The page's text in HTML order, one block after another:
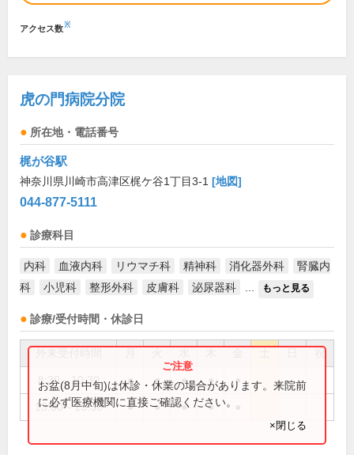
アクセス数※
虎の門病院分院
所在地・電話番号
梶が谷駅
神奈川県川崎市高津区梶ケ谷1丁目3-1 [地図]
044-877-5111
診療科目
内科 血液内科 リウマチ科 精神科 消化器外科
腎臓内
科
小児科 整形外科 皮膚科 泌尿器科 もっと見る
診療/受付時間・休診日
祝
8:30～10:30 ● ● ● ● ●
13:00～15:30 ● ● ● ●
お盆(8月中旬)は休診・休業の場合があります。来院前
に必ず医療機関に直接ご確認ください。
×閉じる